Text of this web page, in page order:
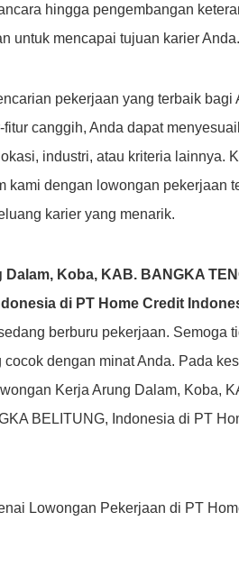
hingga pengembangan
untuk mencapai tujuan karier Anda.
pekerjaan yang terbaik bagi
canggih, Anda dapat
industri, atau kriteria lainnya.
kami dengan lowongan pekerjaan
karier yang menarik.
Koba, KAB. BANGKA
di PT Home Credit
berburu pekerjaan. Semoga
dengan minat Anda. Pada
Kerja Arung Dalam, Koba,
BELITUNG, Indonesia di PT
Lowongan Pekerjaan di PT